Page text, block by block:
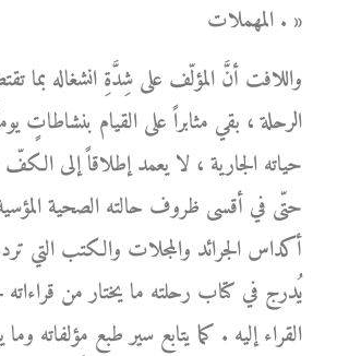
المهملات . »
واللافت أنَّ المؤلّف على شِدَّةِ انشغاله بما
الرحلة ، بقي مثابراً على القيام بنشاطاتٍ
حياته الجارية ، لا يعمد إطلاقاً إلى الكفّ
حتّى في أقسى ظروف حالته الصحية
أكداس الجرائد والمجلات والكتب التي
يُدرج في كتاب رحلته ما يختار من قراءاته
القراء إليه . كما يتابع سير طبع مؤلفاته